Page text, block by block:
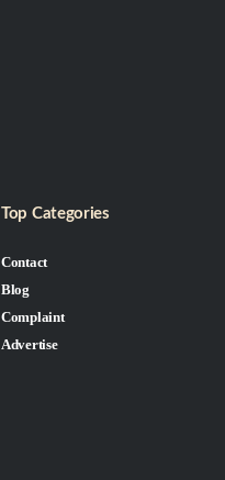
Top Categories
Contact
Blog
Complaint
Advertise